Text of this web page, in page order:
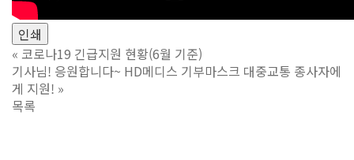
인쇄
« 코로나19 긴급지원 현황(6월 기준)
기사님! 응원합니다~ HD메디스 기부마스크 대중교통 종사자에
게 지원! »
목록